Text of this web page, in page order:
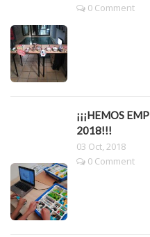
0 Comment
¡¡¡HEMOS
2018!!!
03 Oct, 2018
0 Comment